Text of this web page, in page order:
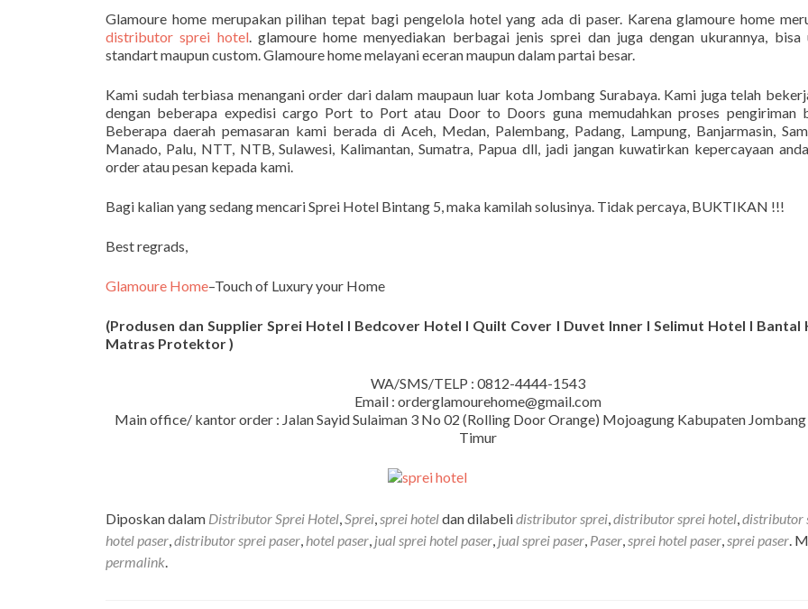
Glamoure home merupakan pilihan tepat bagi pengelola hotel yang ada di paser. Karena glamoure home
distributor sprei hotel. glamoure home menyediakan berbagai jenis sprei dan juga dengan ukurannya, bisa
standart maupun custom. Glamoure home melayani eceran maupun dalam partai besar.
Kami sudah terbiasa menangani order dari dalam maupaun luar kota Jombang Surabaya. Kami juga telah
dengan beberapa expedisi cargo Port to Port atau Door to Doors guna memudahkan proses pengiriman
Beberapa daerah pemasaran kami berada di Aceh, Medan, Palembang, Padang, Lampung, Banjarmasin,
Manado, Palu, NTT, NTB, Sulawesi, Kalimantan, Sumatra, Papua dll, jadi jangan kuwatirkan kepercayaan
order atau pesan kepada kami.
Bagi kalian yang sedang mencari Sprei Hotel Bintang 5, maka kamilah solusinya. Tidak percaya, BUKTIKAN !!!
Best regrads,
Glamoure Home–Touch of Luxury your Home
(Produsen dan Supplier Sprei Hotel I Bedcover Hotel I Quilt Cover I Duvet Inner I Selimut Hotel I Bantal
Matras Protektor )
WA/SMS/TELP : 0812-4444-1543
Email : orderglamourehome@gmail.com
Main office/ kantor order : Jalan Sayid Sulaiman 3 No 02 (Rolling Door Orange) Mojoagung Kabupaten Jombang
Timur
Diposkan dalam Distributor Sprei Hotel,Sprei,sprei hoteldan dilabelidistributor sprei,distributor sprei hotel,distributor
hotel paser,distributor sprei paser, hotel paser, jual sprei hotel paser, jual sprei paser, Paser,sprei hotel paser,sprei paser.
permalink.